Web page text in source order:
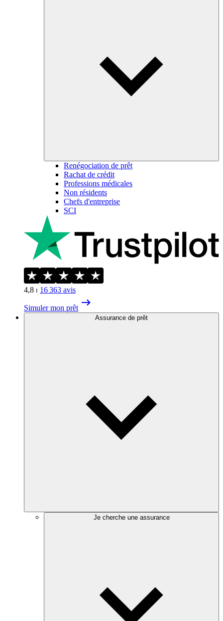
Renégociation de prêt
Rachat de crédit
Professions médicales
Non résidents
Chefs d'entreprise
SCI
4,8 ⏐ 16 363 avis
Simuler mon prêt
Assurance de prêt
Je cherche une assurance